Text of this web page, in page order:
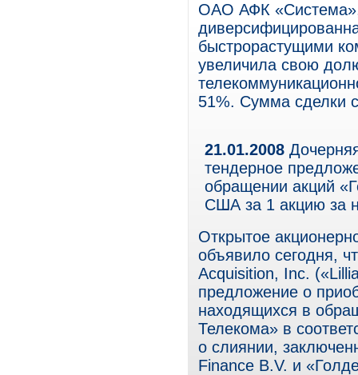
ОАО АФК
быстрорастущими
увеличила свою
51%. Сумма сделки
21.01.2008
тендерное
обращении акций
США за 1 акцию за
Открытое
объявило сегодня,
Acquisition, Inc.
предложение о
находящихся в
Телекома» в
о слиянии,
Finance B.V. и